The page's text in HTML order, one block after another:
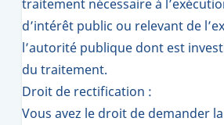
traitement nécessaire à
d’intérêt public ou relevant de
l’autorité publique dont est
du traitement.
Droit de rectification :
Vous avez le droit de demander